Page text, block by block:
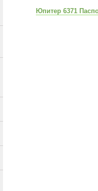
Юпитер 6371